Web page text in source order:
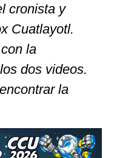
cronista y
Cuatlayotl.
la
dos videos.
la